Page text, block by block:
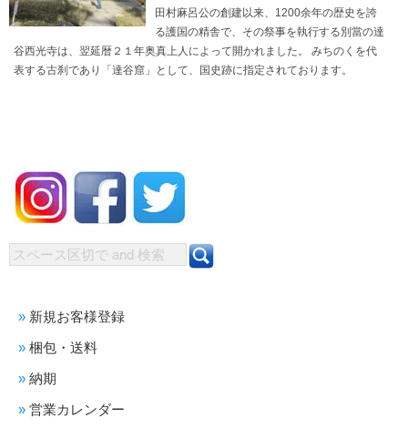
田村麻呂公の創建以来、1200余年の歴史を誇
る護国の精舎で、その祭事を執行する別當の達
谷西光寺は、翌延暦２１年奥真上人によって開かれました。 みちのくを代
表する古刹であり「達谷窟」として、国史跡に指定されております。
新規お客様登録
梱包・送料
納期
営業カレンダー